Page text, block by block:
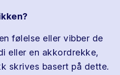
følelse eller vibber de
eller en akkordrekke,
skrives basert på dette.